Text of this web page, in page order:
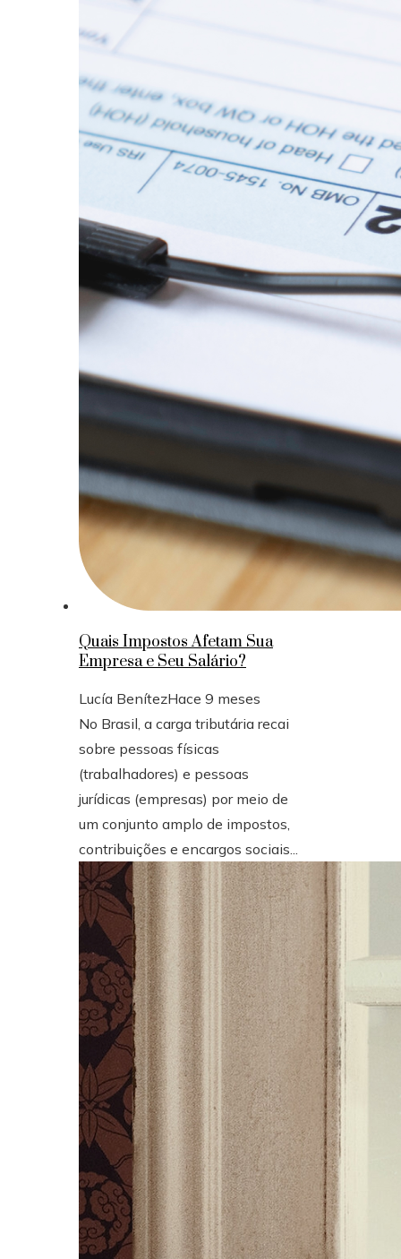
Quais Impostos Afetam Sua
Empresa e Seu Salário?
Lucía BenítezHace 9 meses
No Brasil, a carga tributária recai
sobre pessoas físicas
(trabalhadores) e pessoas
jurídicas (empresas) por meio de
um conjunto amplo de impostos,
contribuições e encargos sociais...